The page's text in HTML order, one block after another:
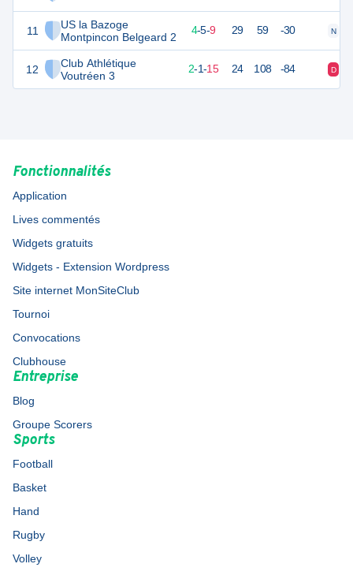
11
US la Bazoge
Montpincon Belgeard 2
12
Club Athlétique
Voutréen 3
22 4-5-9 29 59 -30 N
2-1-15 24 108 -84 D
Fonctionnalités
Application
Lives commentés
Widgets gratuits
Widgets - Extension Wordpress
Site internet MonSiteClub
Tournoi
Convocations
Clubhouse
Entreprise
Blog
Groupe Scorers
Sports
Football
Basket
Hand
Rugby
Volley